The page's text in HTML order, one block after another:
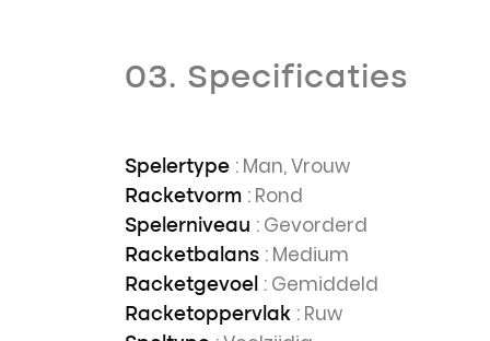
03. Specificaties
Spelertype : Man, Vrouw
Racketvorm : Rond
Spelerniveau : Gevorderd
Racketbalans : Medium
Racketgevoel : Gemiddeld
Racketoppervlak : Ruw